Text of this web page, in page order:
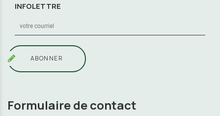
INFOLETTRE
ABONNER
Formulaire de contact